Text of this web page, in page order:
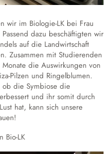
wir im Biologie-LK bei Frau
dazu beschäftigten wir
auf die Landwirtschaft
Zusammen mit Studierenden
die Auswirkungen von
Pilzen und Ringelblumen.
ob die Symbiose die
und ihr somit durch
hat, kann sich unsere
Bio-LK